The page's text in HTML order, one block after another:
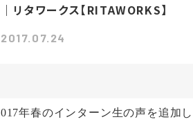
｜リタワークス【RITAWORKS】
2017.07.24